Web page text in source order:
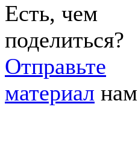
Есть, чем
поделиться?
Отправьте
материал нам